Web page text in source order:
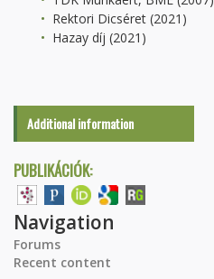
Rektori Dicséret (2021)
Hazay díj (2021)
Additional information
PUBLIKÁCIÓK:
Navigation
Forums
Recent content